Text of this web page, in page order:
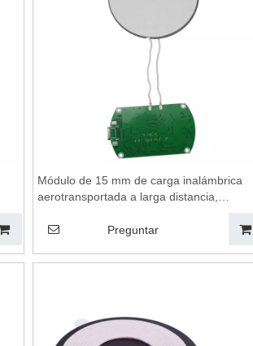
Módulo de 15 mm de carga inalámbrica
aerotransportada a larga distancia,
inalámbricos, bobinas de carga
inalámbrica, módulo de carga inalámbrica,
almohadilla de carga inalámbrica, carga
Preguntar